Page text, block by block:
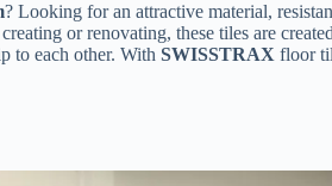
? Looking for an attractive material,
or renovating, these tiles are
to each other. WithSWISSTRAXfloor